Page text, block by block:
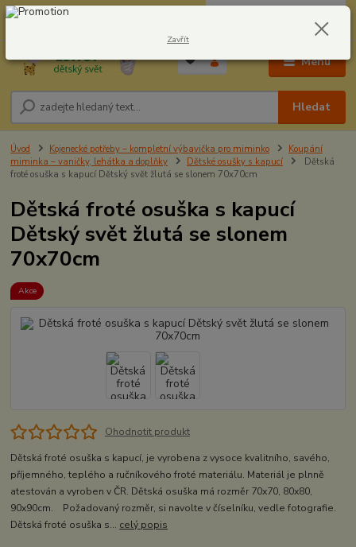
Menu
Hledat
604278943 0,00 Kč
Úvod Kojenecké potřeby – kompletní výbavička pro miminko
Koupání
miminka – vaničky, lehátka a doplňky
Dětské osušky s kapucí
Dětská
froté osuška s kapucí Dětský svět žlutá se slonem 70x70cm
Dětská froté osuška s kapucí
Dětský svět žlutá se slonem
70x70cm
Akce
Ohodnotit produkt
Dětská froté osuška s kapucí, je vyrobena z vysoce kvalitního, savého,
příjemného, teplého a ručníkového froté materiálu. Materiál je plnně
atestován a vyroben v ČR. Dětská osuška má rozměr 70x70, 80x80,
90x90cm. Požadovaný rozměr, si navolte v číselníku, vedle fotografie.
Dětská froté osuška s... celý popis
Zavřít